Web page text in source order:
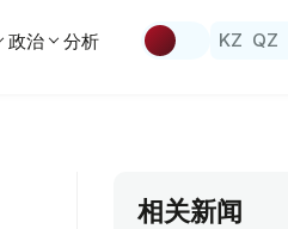
政治 分析 KZ QZ
相关新闻